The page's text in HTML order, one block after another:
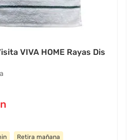
VIVA HOME Rayas Dis
Retira mañana